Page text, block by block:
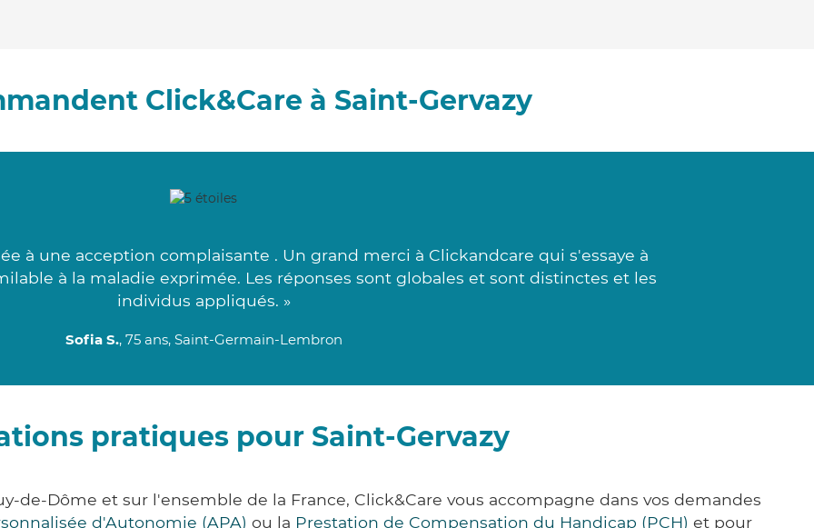
Click&Care à Saint-Gervazy
à une acception complaisante . Un grand merci à Clickandcare qui s'essaye à
à la maladie exprimée. Les réponses sont globales et sont distinctes et les
individus appliqués. »
Sofia S., 75 ans, Saint-Germain-Lembron
pratiques pour Saint-Gervazy
de-Dôme et sur l'ensemble de la France, Click&Care vous accompagne dans vos demandes
d'Autonomie (APA) ou la Prestation de Compensation du Handicap (PCH) et pour